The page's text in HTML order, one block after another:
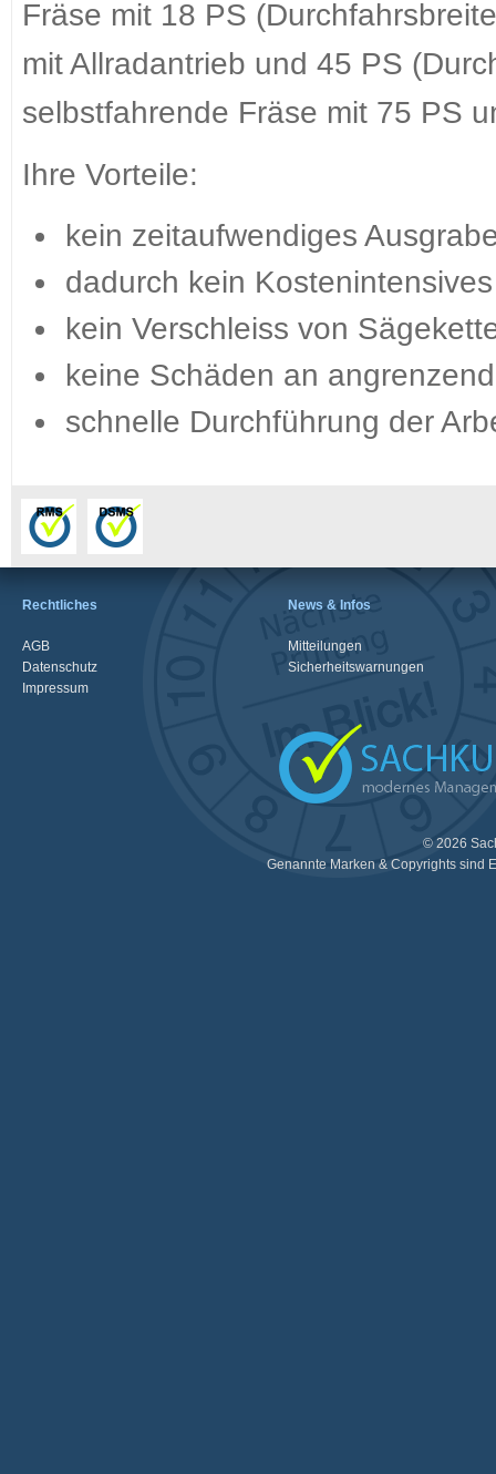
Fräse mit 18 PS
mit Allradantrieb und 45 PS
selbstfahrende Fräse mit 75 PS
Ihre Vorteile:
kein zeitaufwendiges
dadurch kein
kein Verschleiss von
keine Schäden an
schnelle Durchführung der
Rechtliches
AGB
Datenschutz
Impressum
News & Infos
Mitteilungen
Sicherheitswarnungen
© 2026
Genannte Marken & Copyrights sind